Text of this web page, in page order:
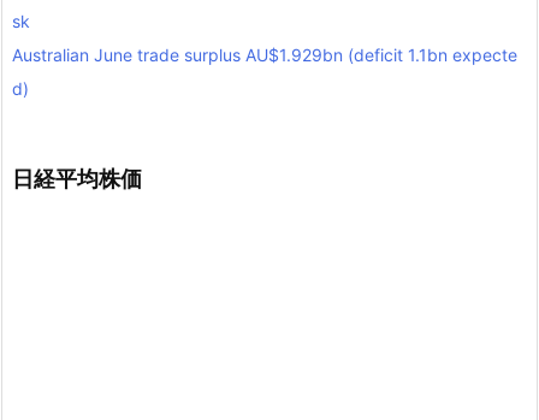
sk
Australian June trade surplus AU$1.929bn (deficit 1.1bn expecte
d)
日経平均株価